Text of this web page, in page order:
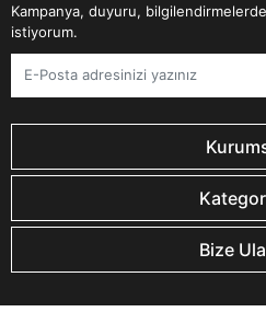
Kampanya, duyuru,
istiyorum.
Bize